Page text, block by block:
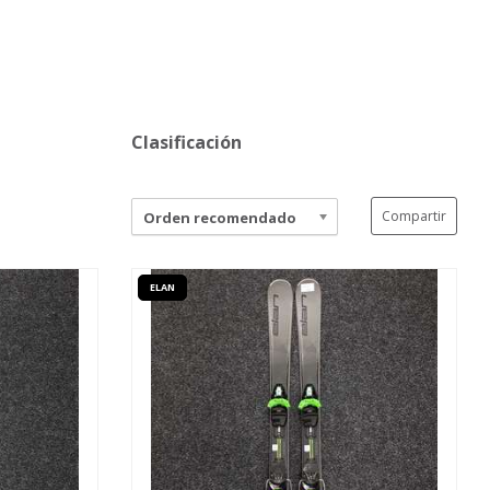
Clasificación
Orden recomendado Compartir
ELAN